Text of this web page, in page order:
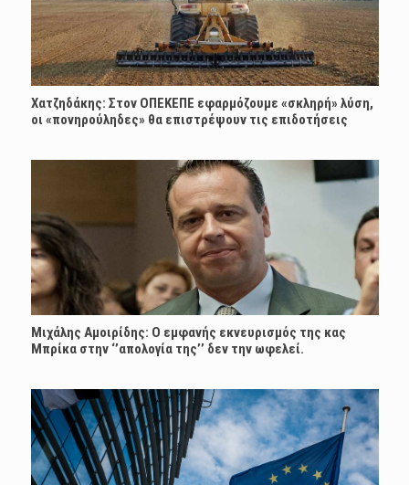
Χατζηδάκης: Στον ΟΠΕΚΕΠΕ εφαρμόζουμε «σκληρή» λύση,
οι «πονηρούληδες» θα επιστρέψουν τις επιδοτήσεις
Μιχάλης Αμοιρίδης: Ο εμφανής εκνευρισμός της κας
Μπρίκα στην ‘’απολογία της’’ δεν την ωφελεί.